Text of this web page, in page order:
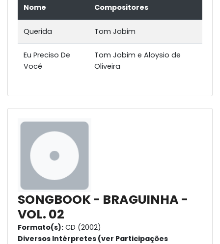
Nome Compositores
Querida Tom Jobim
Eu Preciso De
Você
Tom Jobim e Aloysio de
Oliveira
SONGBOOK - BRAGUINHA -
VOL. 02
Formato(s): CD (2002)
Diversos Intérpretes (ver Participações